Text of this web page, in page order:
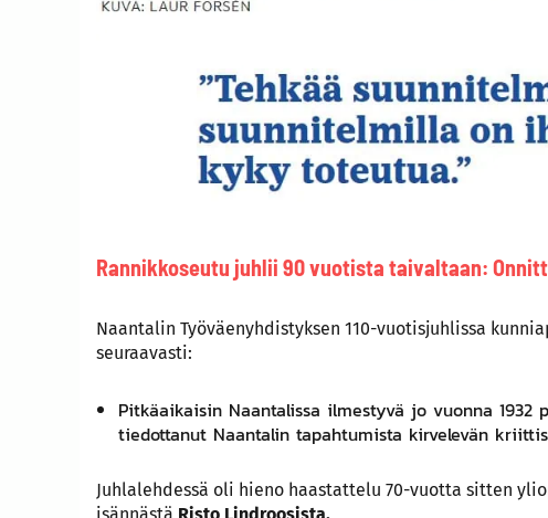
Rannikkoseutu juhlii 90 vuotista taivaltaan:
Naantalin Työväenyhdistyksen 110-vuotisjuhlissa
seuraavasti:
Pitkäaikaisin Naantalissa ilmestyvä jo vuonna
tiedottanut Naantalin tapahtumista kirvelevän
Juhlalehdessä oli hieno haastattelu 70-vuotta sitten